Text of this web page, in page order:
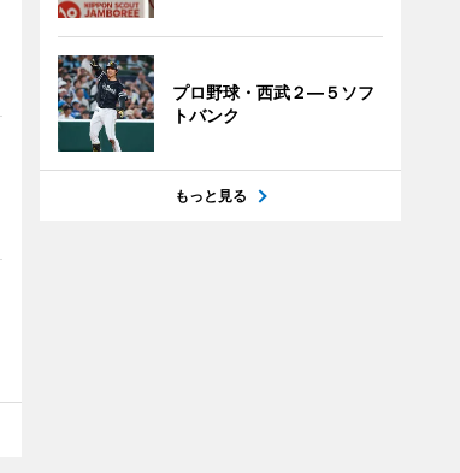
プロ野球・西武２―５ソフ
トバンク
もっと見る